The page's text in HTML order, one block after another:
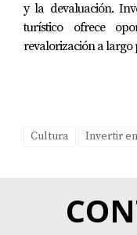
invertir en el
Dominicana.
y la devaluación.
turístico ofrece
revalorización a largo
Cultura Invertir